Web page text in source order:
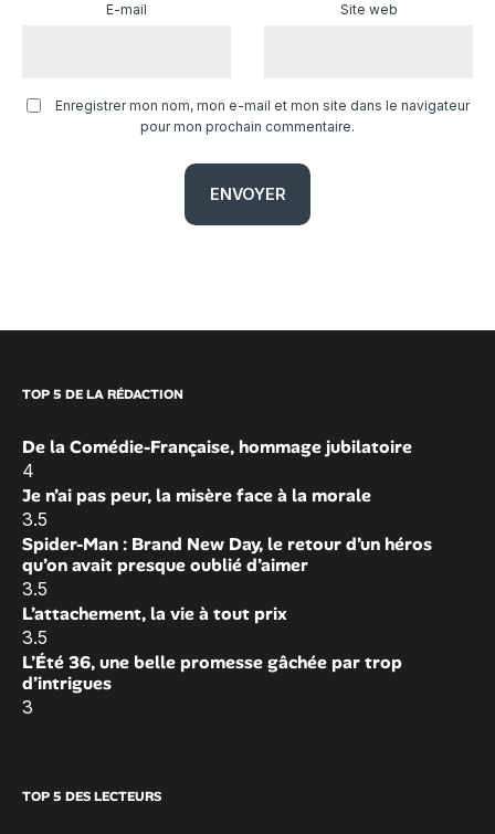
E-mail Site web
Enregistrer mon nom, mon e-mail et mon site dans le navigateur
pour mon prochain commentaire.
TOP 5 DE LA RÉDACTION
De la Comédie-Française, hommage jubilatoire
4
Je n’ai pas peur, la misère face à la morale
3.5
Spider-Man : Brand New Day, le retour d’un héros
qu’on avait presque oublié d’aimer
3.5
L’attachement, la vie à tout prix
3.5
L’Été 36, une belle promesse gâchée par trop
d’intrigues
3
TOP 5 DES LECTEURS